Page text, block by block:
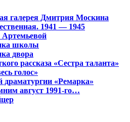
галерея Дмитрия Москина
1941 — 1945
Артемьевой
школы
двора
рассказа «Сестра таланта»
голос»
драматургии «Ремарка»
август 1991-го…